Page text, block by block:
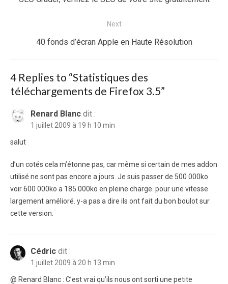
Next
Next
40 fonds d’écran Apple en Haute Résolution
4 Replies to “Statistiques des
téléchargements de Firefox 3.5”
Renard Blanc dit :
1 juillet 2009 à 19 h 10 min
salut
d’un cotés cela m’étonne pas, car même si certain de mes addon
utilisé ne sont pas encore a jours. Je suis passer de 500 000ko
voir 600 000ko a 185 000ko en pleine charge. pour une vitesse
largement amélioré. y-a pas a dire ils ont fait du bon boulot sur
cette version.
Cédric dit :
1 juillet 2009 à 20 h 13 min
@ Renard Blanc : C’est vrai qu’ils nous ont sorti une petite